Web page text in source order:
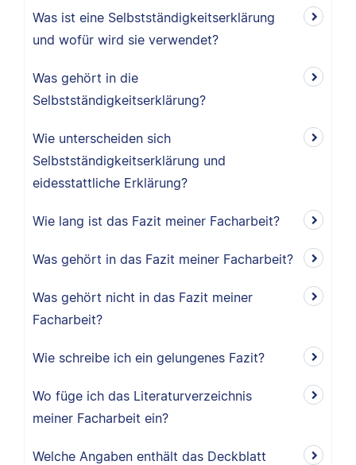
Was ist eine Selbstständigkeitserklärung
und wofür wird sie verwendet?
Was gehört in die
Selbstständigkeitserklärung?
Wie unterscheiden sich
Selbstständigkeitserklärung und
eidesstattliche Erklärung?
Wie lang ist das Fazit meiner Facharbeit?
Was gehört in das Fazit meiner Facharbeit?
Was gehört nicht in das Fazit meiner
Facharbeit?
Wie schreibe ich ein gelungenes Fazit?
Wo füge ich das Literaturverzeichnis
meiner Facharbeit ein?
Welche Angaben enthält das Deckblatt